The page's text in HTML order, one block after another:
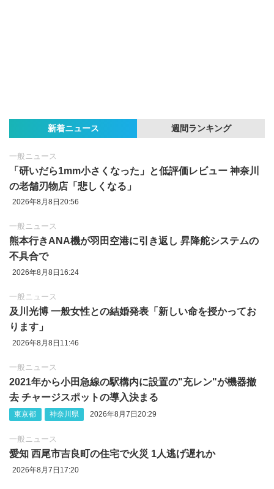
新着ニュース 週間ランキング
一般ニュース
「研いだら1mm小さくなった」と低評価レビュー 神奈川
の老舗刃物店「悲しくなる」
2026年8月8日20:56
一般ニュース
熊本行きANA機が羽田空港に引き返し 昇降舵システムの
不具合で
2026年8月8日16:24
一般ニュース
及川光博 一般女性との結婚発表「新しい命を授かってお
ります」
2026年8月8日11:46
一般ニュース
2021年から小田急線の駅構内に設置の"充レン"が機器撤
去 チャージスポットの導入決まる
東京都 神奈川県 2026年8月7日20:29
一般ニュース
愛知 西尾市吉良町の住宅で火災 1人逃げ遅れか
2026年8月7日17:20